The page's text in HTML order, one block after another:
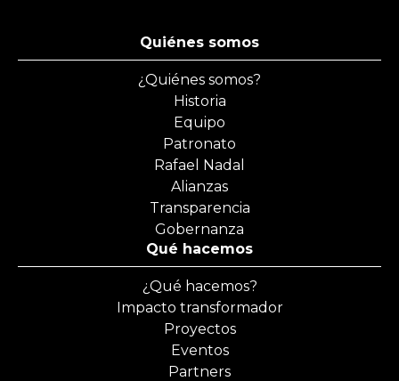
Quiénes somos
¿Quiénes somos?
Historia
Equipo
Patronato
Rafael Nadal
Alianzas
Transparencia
Gobernanza
Qué hacemos
¿Qué hacemos?
Impacto transformador
Proyectos
Eventos
Partners